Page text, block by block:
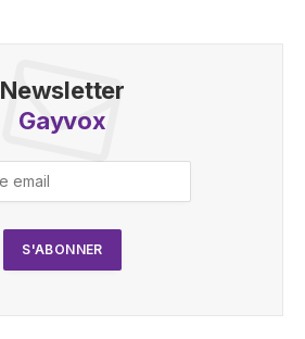
Newsletter
Gayvox